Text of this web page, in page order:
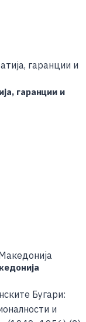
гаранции и